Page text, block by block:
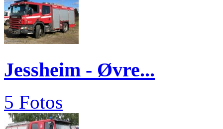
Jessheim - Øvre...
5 Fotos